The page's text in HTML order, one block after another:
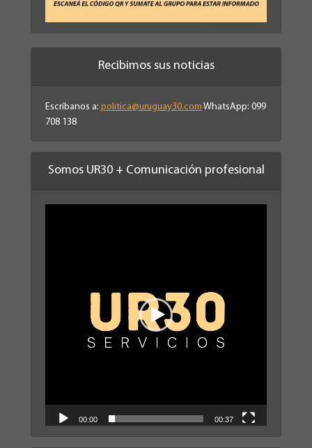
Recibimos sus noticias
Escríbanos a: politica@uruguay30.com WhatsApp: 099
708 138
Somos UR30 + Comunicación profesional
00:00 00:37